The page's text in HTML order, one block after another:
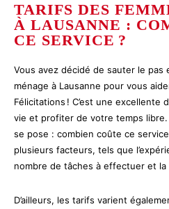
TARIFS DES
À LAUSANNE :
CE SERVICE ?
Vous avez décidé de sauter le pas
ménage à Lausanne pour vous
Félicitations ! C’est une excellente
vie et profiter de votre temps
se pose : combien coûte ce
plusieurs facteurs, tels que
nombre de tâches à effectuer et
D’ailleurs, les tarifs varient